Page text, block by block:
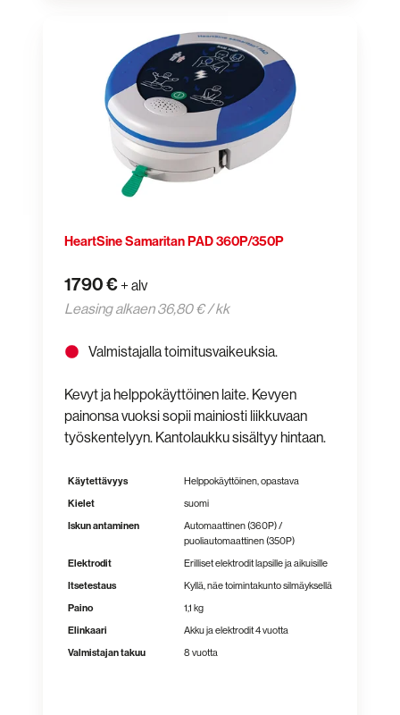
HeartSine Samaritan PAD 360P/350P
1790 €+ alv
Leasing alkaen 36,80 € / kk
Valmistajalla toimitusvaikeuksia.
Kevyt ja helppokäyttöinen laite. Kevyen
painonsa vuoksi sopii mainiosti liikkuvaan
työskentelyyn. Kantolaukku sisältyy hintaan.
Käytettävyys
Helppokäyttöinen, opastava
Kielet
suomi
Iskun antaminen
Automaattinen (360P) /
puoliautomaattinen (350P)
Elektrodit
Erilliset elektrodit lapsille ja aikuisille
Itsetestaus
Kyllä, näe toimintakunto silmäyksellä
Paino
1,1 kg
Elinkaari
Akku ja elektrodit 4 vuotta
Valmistajan takuu
8 vuotta